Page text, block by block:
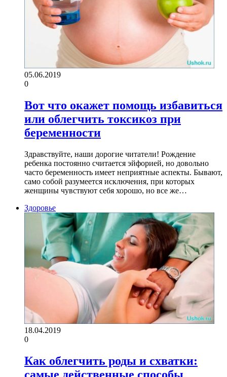
05.06.2019
0
Вот что окажет помощь избавиться
или облегчить токсикоз при
беременности
Здравствуйте, наши дорогие читатели! Рождение
ребенка постоянно считается эйфорией, но довольно
часто беременность имеет неприятные аспекты. Бывают,
само собой разумеется исключения, при которых
женщины чувствуют себя хорошо, но все же…
Здоровье
18.04.2019
0
Как облегчить роды и схватки:
самые действенные способы